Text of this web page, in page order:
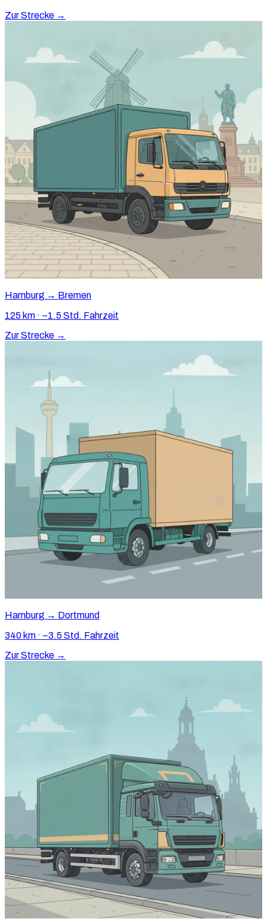
Zur Strecke →
Hamburg → Bremen
125 km · ~1.5 Std. Fahrzeit
Zur Strecke →
Hamburg → Dortmund
340 km · ~3.5 Std. Fahrzeit
Zur Strecke →